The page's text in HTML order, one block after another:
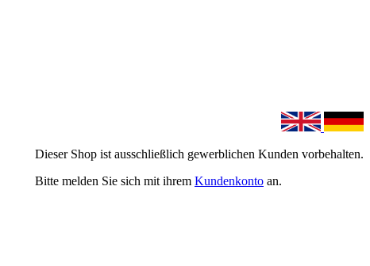
Dieser Shop ist ausschließlich gewerblichen Kunden vorbehalten.
Bitte melden Sie sich mit ihrem Kundenkonto an.